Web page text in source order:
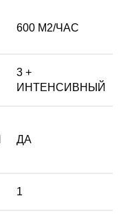
600 М2/ЧАС
3 +
ИНТЕНСИВНЫЙ
ДА
1